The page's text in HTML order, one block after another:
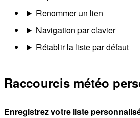
Renommer un lien
Navigation par clavier
Rétablir la liste par défaut
Raccourcis météo
Enregistrez votre liste